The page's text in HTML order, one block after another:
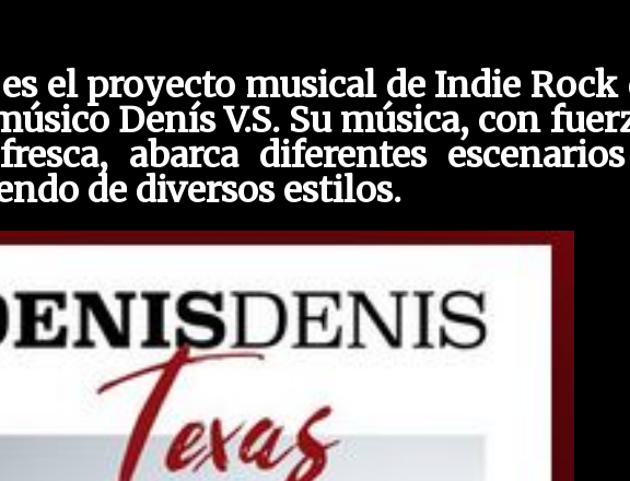
es el proyecto musical de Indie Rock
Denís V.S. Su música, con
abarca diferentes
de diversos estilos.